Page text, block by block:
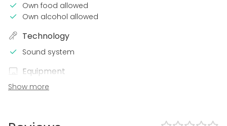
Own food allowed
Own alcohol allowed
Technology
Sound system
Equipment
Dinnerware
Party
Show more